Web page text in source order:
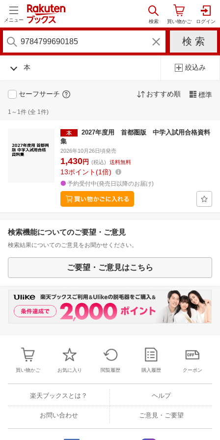
メニュー
本 絞込み
セーフサーチ おすすめ順 標準
1～1件 (全 1件)
2027年度用 首都圏版 中学入試用合格資料
集
2026年10月26日頃発売
1,430円 (税込) 送料無料
13ポイント 1倍
予約受付中(発売日以降のお届け)
検索機能についてのご要望・ご意見
検索結果についてのご意見をお聞かせください。
ご要望・ご意見はこちら
買い物かご お気に入り 閲覧履歴 購入履歴 クーポン
楽天ブックスとは？ ヘルプ
お問い合わせ ご意見・ご要望